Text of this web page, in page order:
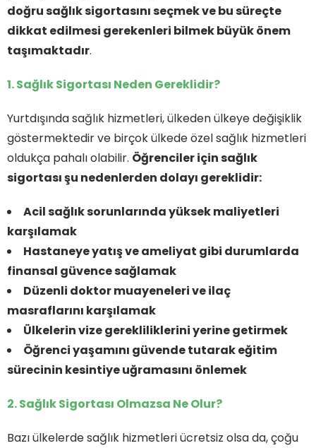
doğru sağlık sigortasını seçmek ve bu süreçte
dikkat edilmesi gerekenleri bilmek büyük önem
taşımaktadır.
1. Sağlık Sigortası Neden Gereklidir?
Yurtdışında sağlık hizmetleri, ülkeden ülkeye değişiklik
göstermektedir ve birçok ülkede özel sağlık hizmetleri
oldukça pahalı olabilir. Öğrenciler için sağlık
sigortası şu nedenlerden dolayı gereklidir:
Acil sağlık sorunlarında yüksek maliyetleri
karşılamak
Hastaneye yatış ve ameliyat gibi durumlarda
finansal güvence sağlamak
Düzenli doktor muayeneleri ve ilaç
masraflarını karşılamak
Ülkelerin vize gerekliliklerini yerine getirmek
Öğrenci yaşamını güvende tutarak eğitim
sürecinin kesintiye uğramasını önlemek
2. Sağlık Sigortası Olmazsa Ne Olur?
Bazı ülkelerde sağlık hizmetleri ücretsiz olsa da, çoğu